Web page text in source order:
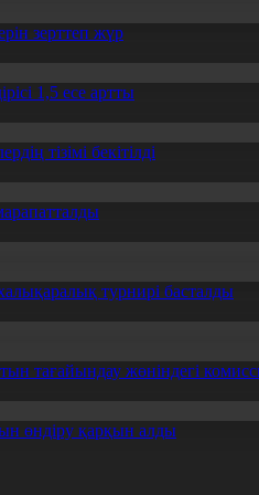
зерттеп жүр
1,5 есе артты
тізімі бекітілді
турнирі басталды
тағайындау жөніндегі
өндіру қарқын алды